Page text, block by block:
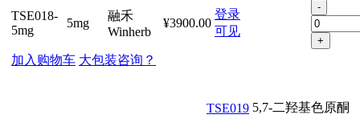
TSE018-
5mg
5mg
融禾
Winherb
¥3900.00
登录
可见
-
+
加入购物车 大包装咨询？
TSE019 5,7-二羟基色原酮